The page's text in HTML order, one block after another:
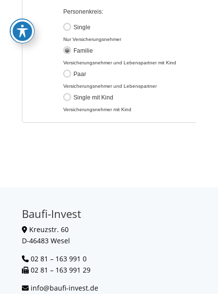
Baufi-Invest
Kreuzstr. 60
D-46483 Wesel
02 81 – 163 991 0
02 81 – 163 991 29
info@baufi-invest.de